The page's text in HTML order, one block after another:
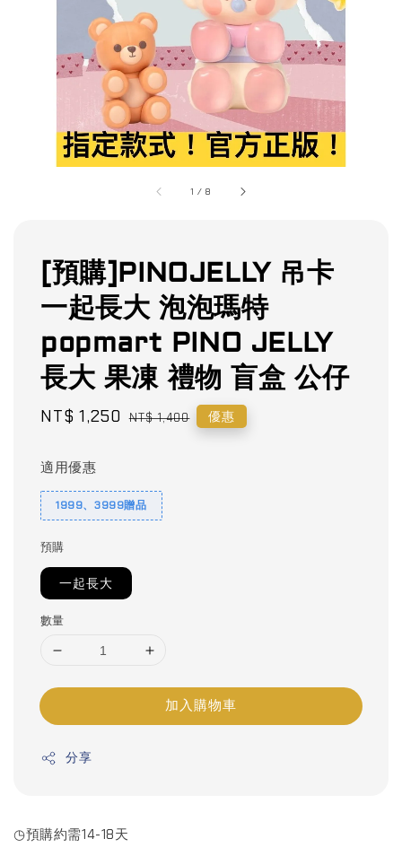
1 / 8
[預購]PINOJELLY 吊卡
一起長大 泡泡瑪特
popmart PINO JELLY
長大 果凍 禮物 盲盒 公仔
Sale
NT$ 1,250 Regular
NT$ 1,400 優惠
適用優惠
1999、3999贈品
預購
一起長大
數量
加入購物車
分享
◷預購約需14-18天